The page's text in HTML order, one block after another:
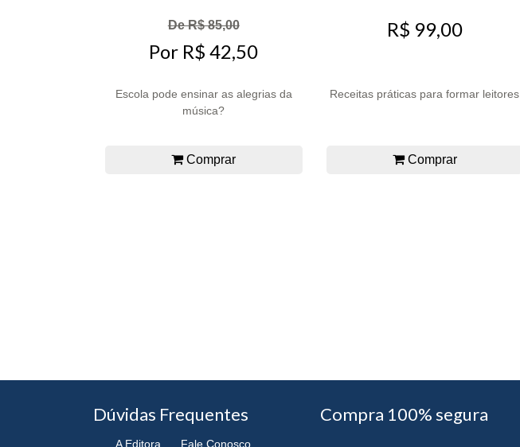
De R$ 85,00
Por R$ 42,50
Escola pode ensinar as alegrias da
música?
Comprar
R$ 99,00
Receitas práticas para formar leitores
Comprar
Dúvidas Frequentes
A Editora Fale Conosco
Compra 100% segura